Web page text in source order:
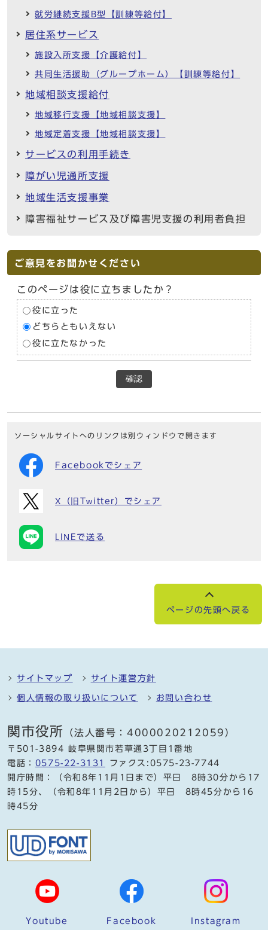
就労継続支援B型【訓練等給付】
居住系サービス
施設入所支援【介護給付】
共同生活援助（グループホーム）【訓練等給付】
地域相談支援給付
地域移行支援【地域相談支援】
地域定着支援【地域相談支援】
サービスの利用手続き
障がい児通所支援
地域生活支援事業
障害福祉サービス及び障害児支援の利用者負担
ご意見をお聞かせください
このページは役に立ちましたか？
役に立った
どちらともいえない
役に立たなかった
確認
ソーシャルサイトへのリンクは別ウィンドウで開きます
Facebookでシェア
X（旧Twitter）でシェア
LINEで送る
ページの先頭へ戻る
サイトマップ サイト運営方針
個人情報の取り扱いについて お問い合わせ
関市役所 （法人番号：4000020212059）
〒501-3894 岐阜県関市若草通3丁目1番地
電話： 0575-22-3131
ファクス:0575-23-7744
開庁時間：（令和8年11月1日まで）平日 8時30分から17
時15分、（令和8年11月2日から）平日 8時45分から16
時45分
Youtube Facebook Instagram